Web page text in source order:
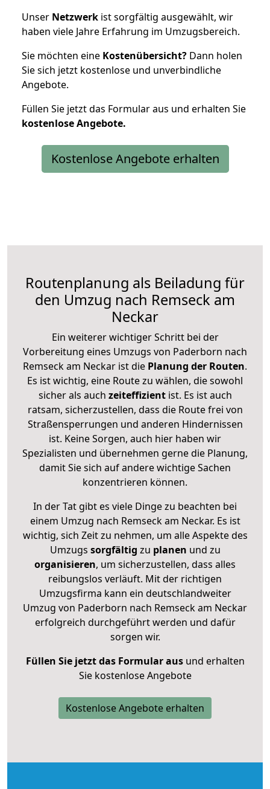
Unser Netzwerk ist sorgfältig ausgewählt, wir
haben viele Jahre Erfahrung im Umzugsbereich.
Sie möchten eine Kostenübersicht? Dann holen
Sie sich jetzt kostenlose und unverbindliche
Angebote.
Füllen Sie jetzt das Formular aus und erhalten Sie
kostenloseAngebote.
Kostenlose Angebote erhalten
Routenplanung als Beiladung für
den Umzug nach Remseck am
Neckar
Ein weiterer wichtiger Schritt bei der
Vorbereitung eines Umzugs von Paderborn nach
Remseck am Neckar ist die Planung der Routen.
Es ist wichtig, eine Route zu wählen, die sowohl
sicher als auch zeiteffizientist. Es ist auch
ratsam, sicherzustellen, dass die Route frei von
Straßensperrungen und anderen Hindernissen
ist. Keine Sorgen, auch hier haben wir
Spezialisten und übernehmen gerne die Planung,
damit Sie sich auf andere wichtige Sachen
konzentrieren können.
In der Tat gibt es viele Dinge zu beachten bei
einem Umzug nach Remseck am Neckar. Es ist
wichtig, sich Zeit zu nehmen, um alle Aspekte des
Umzugs sorgfältig zu planen und zu
organisieren, um sicherzustellen, dass alles
reibungslos verläuft. Mit der richtigen
Umzugsfirma kann ein deutschlandweiter
Umzug von Paderborn nach Remseck am Neckar
erfolgreich durchgeführt werden und dafür
sorgen wir.
Füllen Sie jetzt das Formular ausund erhalten
Sie kostenlose Angebote
Kostenlose Angebote erhalten